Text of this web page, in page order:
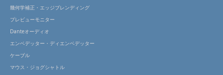
幾何学補正・エッジブレンディング
プレビューモニター
Danteオーディオ
エンベデッター・ディエンベデッター
ケーブル
マウス・ジョグシャトル